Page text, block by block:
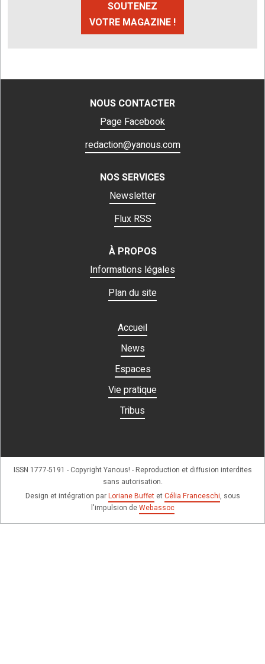
SOUTENEZ
VOTRE MAGAZINE !
NOUS CONTACTER
Page Facebook
redaction@yanous.com
NOS SERVICES
Newsletter
Flux RSS
À PROPOS
Informations légales
Plan du site
Accueil
News
Espaces
Vie pratique
Tribus
ISSN 1777-5191 - Copyright Yanous! - Reproduction et diffusion interdites
sans autorisation.
Design et intégration parLoriane Buffetet Célia Franceschi, sous
l'impulsion deWebassoc